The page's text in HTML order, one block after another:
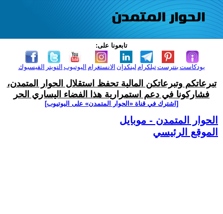
تابعونا على:
الفيسبوك التويتر اليوتيوب الانستغرام لينكدإن تيلكرامبنترست بودكاست
تبرعاتكم وتبرعاتكن المالية تحفظ استقلال الحوار المتمدن،
فشاركونا في دعم استمرارية هذا الفضاء اليساري الحر
[اشترك في قناة ‫«الحوار المتمدن» على اليوتيوب]
الحوار المتمدن - موبايل
الموقع الرئيسي